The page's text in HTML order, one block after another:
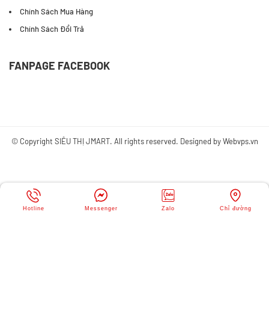
Chính Sách Mua Hàng
Chính Sách Đổi Trả
FANPAGE FACEBOOK
© Copyright SIÊU THỊ JMART. All rights reserved. Designed byWebvps.vn
Hotline Messenger Zalo Chỉ đường